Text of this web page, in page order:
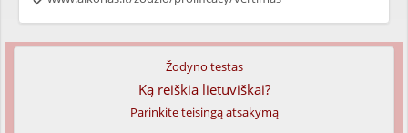
Žodyno testas
Ką reiškia lietuviškai?
Parinkite teisingą atsakymą